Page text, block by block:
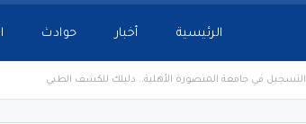
الرئيسية أخبار حوادث
التسجيل في جامعة المنصورة الأهلية.. دليلك للكشف الطبي